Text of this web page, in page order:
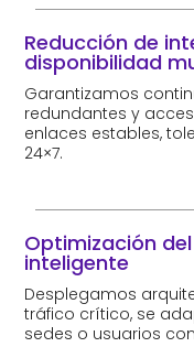
Reducción de
disponibilidad
Garantizamos
redundantes y
enlaces estables,
24×7.
Optimización
inteligente
Desplegamos
tráfico crítico, se
sedes o usuarios